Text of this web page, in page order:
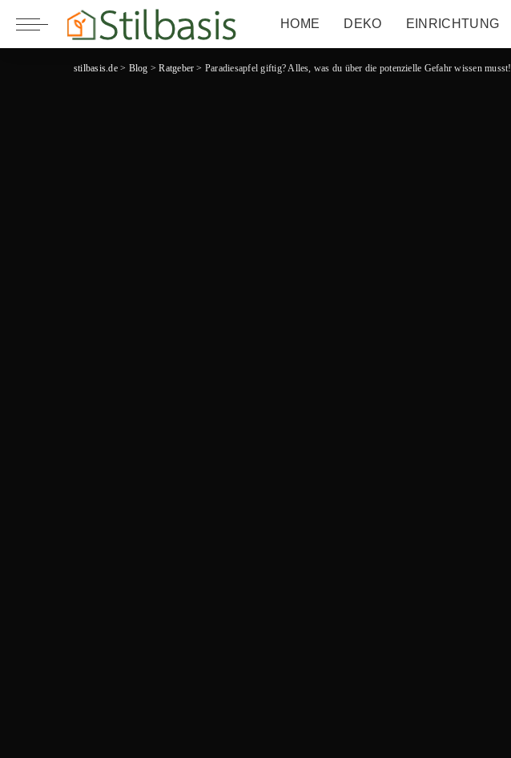
HOME DEKO EINRICHTUNG
stilbasis.de> Blog >Ratgeber > Paradiesapfel giftig? Alles, was du über die potenzielle Gefahr wissen musst!